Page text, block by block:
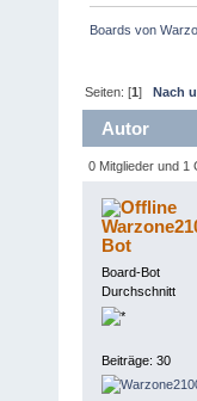
Boards von
Seiten: [1]Nach
Autor
0 Mitglieder und 1
Bot
Board-Bot
Durchschnitt
Beiträge: 30